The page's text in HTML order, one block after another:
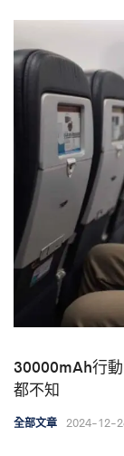
30000mAh行
都不知
全部文章 2024-12-